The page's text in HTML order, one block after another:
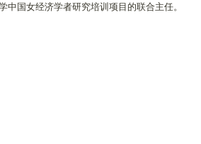
中国女经济学者研究培训项目的联合主任。